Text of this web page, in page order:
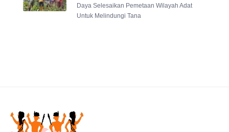
Daya Selesaikan Pemetaan Wilayah Adat
Untuk Melindungi Tana